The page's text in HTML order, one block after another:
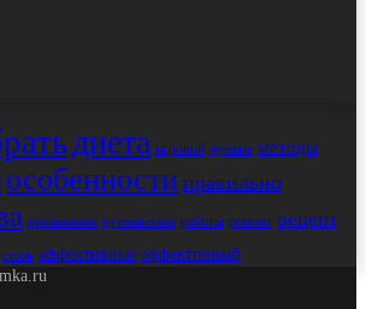
диета игровой лучшие методы
особенности правильно
применение путешествие работы ремонт рецепт
стиль эффективные эффективный